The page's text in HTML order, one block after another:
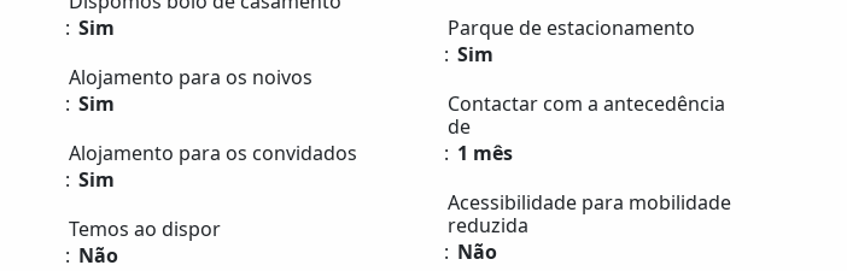
Sim
Alojamento para os noivos
Sim
Alojamento para os convidados
Sim
Temos ao dispor
Não
Parque de estacionamento
Sim
Contactar com a antecedência
de
1 mês
Acessibilidade para mobilidade
reduzida
Não